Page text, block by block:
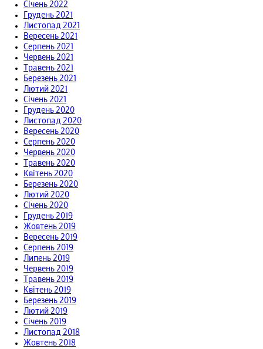
Січень 2022
Грудень 2021
Листопад 2021
Вересень 2021
Серпень 2021
Червень 2021
Травень 2021
Березень 2021
Лютий 2021
Січень 2021
Грудень 2020
Листопад 2020
Вересень 2020
Серпень 2020
Червень 2020
Травень 2020
Квітень 2020
Березень 2020
Лютий 2020
Січень 2020
Грудень 2019
Жовтень 2019
Вересень 2019
Серпень 2019
Липень 2019
Червень 2019
Травень 2019
Квітень 2019
Березень 2019
Лютий 2019
Січень 2019
Листопад 2018
Жовтень 2018